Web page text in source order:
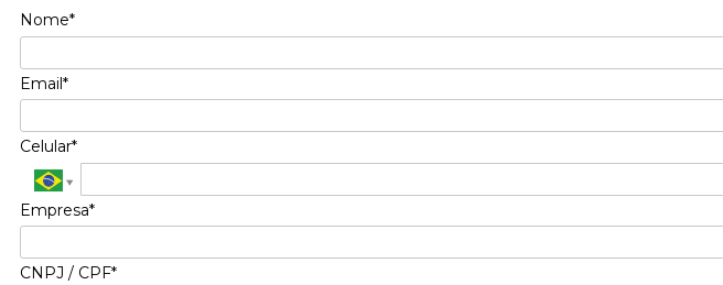
Nome*
Email*
Celular*
Empresa*
CNPJ / CPF*